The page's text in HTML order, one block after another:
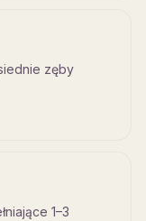
zęby
1–3